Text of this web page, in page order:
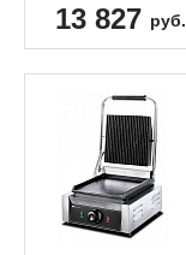
13 827 руб.